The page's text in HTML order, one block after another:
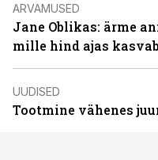
ARVAMUSED
Jane Oblikas: ärme
mille hind ajas kasvab
UUDISED
Tootmine vähenes